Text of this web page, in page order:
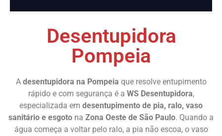
Desentupidora
Pompeia
A desentupidora na Pompeia que resolve entupimento
rápido e com segurança é a WS Desentupidora,
especializada em desentupimento de pia, ralo, vaso
sanitário e esgoto na Zona Oeste de São Paulo. Quando a
água começa a voltar pelo ralo, a pia não escoa, o vaso